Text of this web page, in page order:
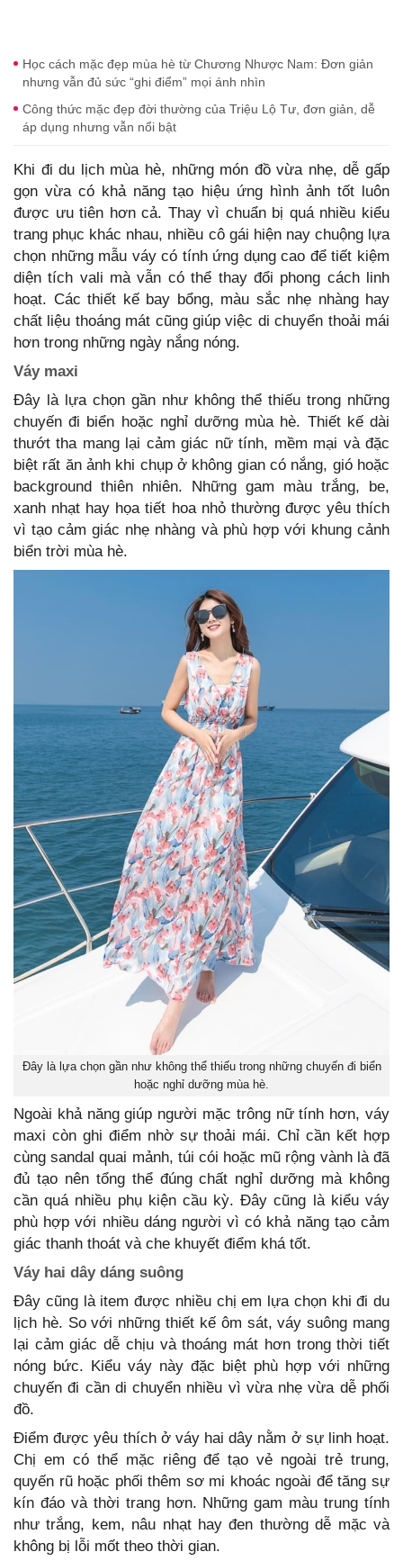
Học cách mặc đẹp mùa hè từ Chương Nhược Nam: Đơn giản
nhưng vẫn đủ sức “ghi điểm” mọi ánh nhìn
Công thức mặc đẹp đời thường của Triệu Lộ Tư, đơn giản, dễ
áp dụng nhưng vẫn nổi bật
Khi đi du lịch mùa hè, những món đồ vừa nhẹ, dễ gấp
gọn vừa có khả năng tạo hiệu ứng hình ảnh tốt luôn
được ưu tiên hơn cả. Thay vì chuẩn bị quá nhiều kiểu
trang phục khác nhau, nhiều cô gái hiện nay chuộng lựa
chọn những mẫu váy có tính ứng dụng cao để tiết kiệm
diện tích vali mà vẫn có thể thay đổi phong cách linh
hoạt. Các thiết kế bay bổng, màu sắc nhẹ nhàng hay
chất liệu thoáng mát cũng giúp việc di chuyển thoải mái
hơn trong những ngày nắng nóng.
Váy maxi
Đây là lựa chọn gần như không thể thiếu trong những
chuyến đi biển hoặc nghỉ dưỡng mùa hè. Thiết kế dài
thướt tha mang lại cảm giác nữ tính, mềm mại và đặc
biệt rất ăn ảnh khi chụp ở không gian có nắng, gió hoặc
background thiên nhiên. Những gam màu trắng, be,
xanh nhạt hay họa tiết hoa nhỏ thường được yêu thích
vì tạo cảm giác nhẹ nhàng và phù hợp với khung cảnh
biển trời mùa hè.
Đây là lựa chọn gần như không thể thiếu trong những chuyến đi biển
hoặc nghỉ dưỡng mùa hè.
Ngoài khả năng giúp người mặc trông nữ tính hơn, váy
maxi còn ghi điểm nhờ sự thoải mái. Chỉ cần kết hợp
cùng sandal quai mảnh, túi cói hoặc mũ rộng vành là đã
đủ tạo nên tổng thể đúng chất nghỉ dưỡng mà không
cần quá nhiều phụ kiện cầu kỳ. Đây cũng là kiểu váy
phù hợp với nhiều dáng người vì có khả năng tạo cảm
giác thanh thoát và che khuyết điểm khá tốt.
Váy hai dây dáng suông
Đây cũng là item được nhiều chị em lựa chọn khi đi du
lịch hè. So với những thiết kế ôm sát, váy suông mang
lại cảm giác dễ chịu và thoáng mát hơn trong thời tiết
nóng bức. Kiểu váy này đặc biệt phù hợp với những
chuyến đi cần di chuyển nhiều vì vừa nhẹ vừa dễ phối
đồ.
Điểm được yêu thích ở váy hai dây nằm ở sự linh hoạt.
Chị em có thể mặc riêng để tạo vẻ ngoài trẻ trung,
quyến rũ hoặc phối thêm sơ mi khoác ngoài để tăng sự
kín đáo và thời trang hơn. Những gam màu trung tính
như trắng, kem, nâu nhạt hay đen thường dễ mặc và
không bị lỗi mốt theo thời gian.